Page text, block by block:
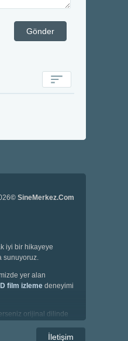
Gönder
© SineMerkez.Com
iyi bir hikayeye
sunuyoruz.
yer alan
film izleme deneyimi
orijinal dilinde
İletişim